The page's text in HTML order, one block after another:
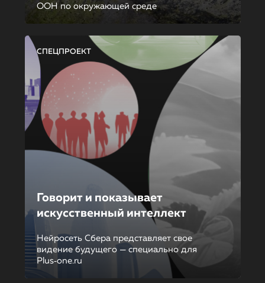
ООН по окружающей среде
СПЕЦПРОЕКТ
Говорит и показывает
искусственный интеллект
Нейросеть Сбера представляет свое
видение будущего — специально для
Plus‑one.ru